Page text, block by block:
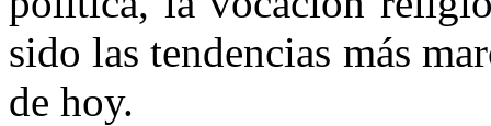
sido las tendencias más
de hoy.